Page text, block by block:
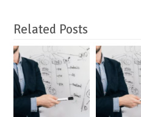
Related Posts